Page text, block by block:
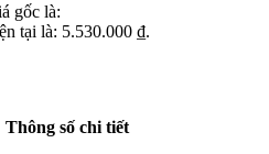
gốc là:
tại là: 5.530.000 ₫.
Thông số chi tiết